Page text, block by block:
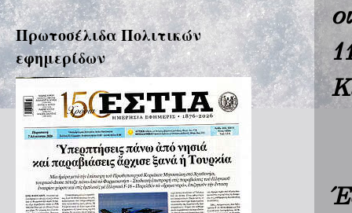
Πρωτοσέλιδα Πολιτικών
εφημερίδων